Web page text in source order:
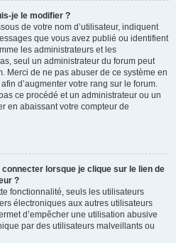
je le modifier ?
de votre nom d’utilisateur, indiquent
que vous avez publié ou identifient
les administrateurs et les
seul un administrateur du forum peut
Merci de ne pas abuser de ce système en
d’augmenter votre rang sur le forum.
ce procédé et un administrateur ou un
en abaissant votre compteur de
connecter lorsque je clique sur le lien de
?
fonctionnalité, seuls les utilisateurs
électroniques aux autres utilisateurs
d’empêcher une utilisation abusive
par des utilisateurs malveillants ou